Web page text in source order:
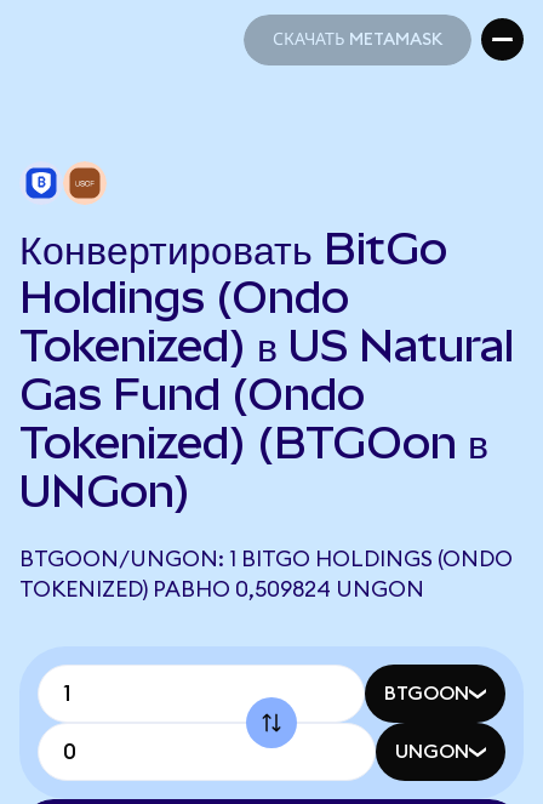
СКАЧАТЬ METAMASK
Конвертировать BitGo
Holdings (Ondo
Tokenized) в US Natural
Gas Fund (Ondo
Tokenized) (BTGOon в
UNGon)
BTGOON/UNGON: 1 BITGO HOLDINGS (ONDO
TOKENIZED) РАВНО 0,509824 UNGON
BTGOON
UNGON